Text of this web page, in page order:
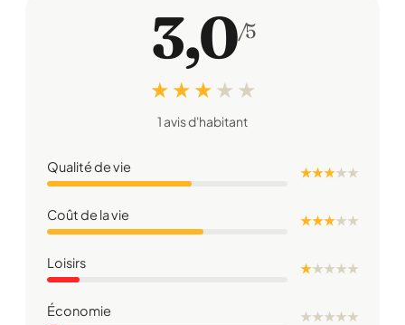
3,0/5
★ ★ ★ ★ ★
1 avis d'habitant
Qualité de vie ★ ★ ★★★
Coût de la vie ★ ★ ★★★
Loisirs ★★★★★
Économie ★★★★★